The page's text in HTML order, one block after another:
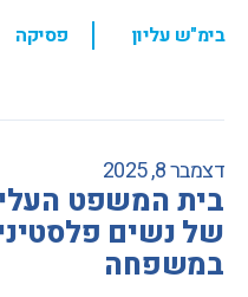
בימ"ש עליון , פסיקה
דצמבר 8, 2025
בית המשפט
של נשים
במשפחה